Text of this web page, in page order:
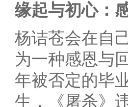
缘起与初心：
杨诘苍会在自
为一种感恩与
年被否定的毕
生，《屠杀》